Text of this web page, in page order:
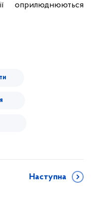
оприлюднюються
Наступна